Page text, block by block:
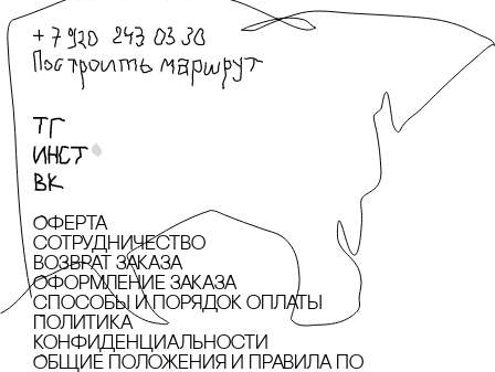
Оферта
сотрудничество
Возврат заказа
Оформление заказа
cпособы и порядок оплаты
Политика
конфиденциальности
Общие положения и правила по